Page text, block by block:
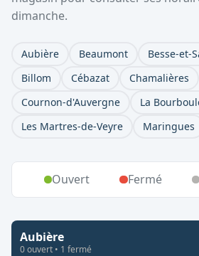
dimanche.
Aubière Beaumont
Besse-et-
Billom
Cébazat Chamalières
Cournon-d'Auvergne
La
Les Martres-de-Veyre
Maringues
Ouvert Fermé
Aubière
0ouvert • 1 fermé